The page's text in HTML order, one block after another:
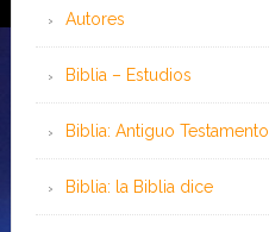
Autores
Biblia – Estudios
Biblia: Antiguo Testamento
Biblia: la Biblia dice